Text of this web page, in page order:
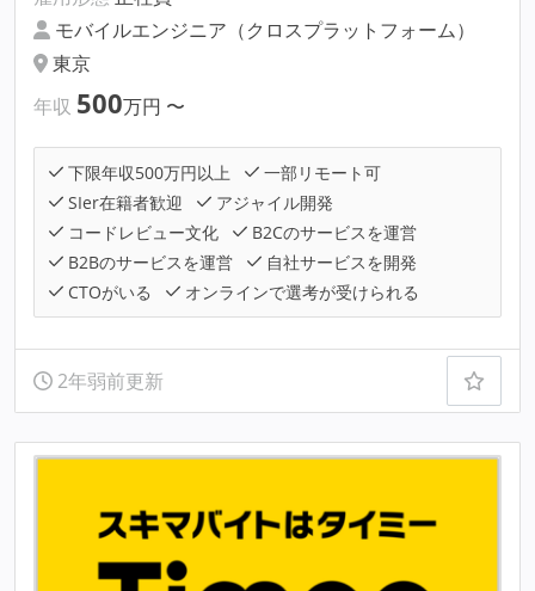
モバイルエンジニア（クロスプラットフォーム）
東京
年収 500万円 〜
下限年収500万円以上
一部リモート可
SIer在籍者歓迎
アジャイル開発
コードレビュー文化
B2Cのサービスを運営
B2Bのサービスを運営
自社サービスを開発
CTOがいる
オンラインで選考が受けられる
2年弱前更新